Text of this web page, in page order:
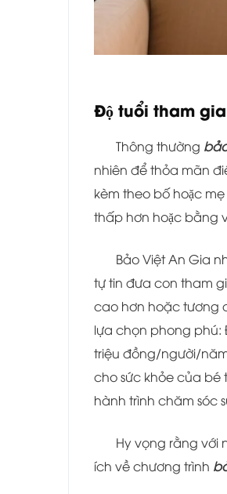
Độ tuổi tham
Thông thường
nhiên để thỏa mãn
kèm theo bố hoặc
thấp hơn hoặc bằng
Bảo Việt An Gia
tự tin đưa con tham
cao hơn hoặc tương
lựa chọn phong phú:
triệu đồng/người/
cho sức khỏe của
hành trình chăm sóc
Hy vọng rằng với
ích về chương trình